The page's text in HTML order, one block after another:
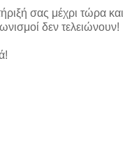
σας μέχρι τώρα και
δεν τελειώνουν!